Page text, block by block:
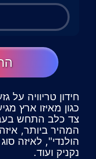
חידון טריוויה על
כגון מאיזו ארץ
צד כלב התחש
המהיר ביותר,
הולנדי", לאיזה
נקניק ועוד.